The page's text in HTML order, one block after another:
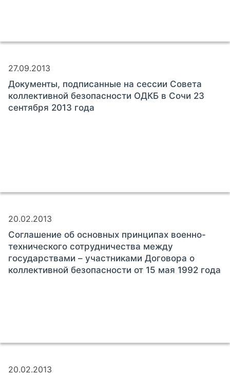
27.09.2013
Документы, подписанные на сессии Совета
коллективной безопасности ОДКБ в Сочи 23
сентября 2013 года
20.02.2013
Соглашение об основных принципах военно-
технического сотрудничества между
государствами – участниками Договора о
коллективной безопасности от 15 мая 1992 года
20.02.2013